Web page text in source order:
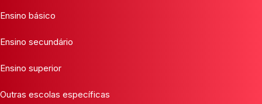
Ensino básico
Ensino secundário
Ensino superior
Outras escolas específicas